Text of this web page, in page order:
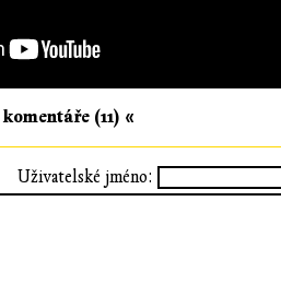
komentáře (11) «
Uživatelské jméno: